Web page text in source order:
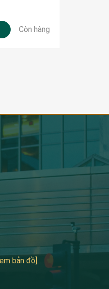
Còn hàng
bản đồ]